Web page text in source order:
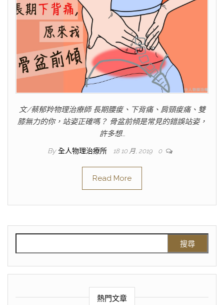
文/蔡郁羚物理治療師 長期腰痠、下背痛、肩頸痠痛、雙
膝無力的你，站姿正確嗎？ 骨盆前傾是常見的錯誤站姿，
許多想…
By 全人物理治療所 18 10 月, 2019 0
Read More
熱門文章